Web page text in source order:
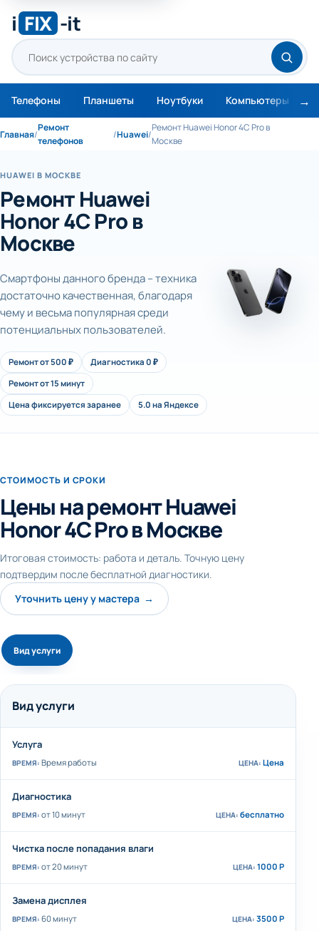
i FIX -it
Телефоны Планшеты Ноутбуки Компьютеры
Главная/
Ремонт
телефонов
/Huawei/
Ремонт Huawei Honor 4C Pro в
Москве
HUAWEI В МОСКВЕ
Ремонт Huawei
Honor 4C Pro в
Москве
Смартфоны данного бренда – техника
достаточно качественная, благодаря
чему и весьма популярная среди
потенциальных пользователей.
Ремонт от 500 ₽
Диагностика 0 ₽
Ремонт от 15 минут
Цена фиксируется заранее
5.0 на Яндексе
СТОИМОСТЬ И СРОКИ
Цены на ремонт Huawei
Honor 4C Pro в Москве
Итоговая стоимость: работа и деталь. Точную цену
подтвердим после бесплатной диагностики.
Уточнить цену у мастера →
Вид услуги
Вид услуги
Услуга
Время работы Цена
Диагностика
от 10 минут бесплатно
Чистка после попадания влаги
от 20 минут 1000 Р
Замена дисплея
60 минут 3500 Р